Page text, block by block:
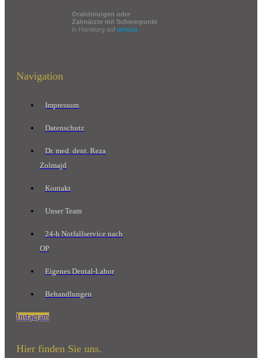
Oralchirurgen oder
Zahnärzte mit Schwerpunkt
in Hamburg auf jameda
Navigation
Impressum
Datenschutz
Dr. med. dent. Reza
Zolmajd
Kontakt
Unser Team
24-h Notfallservice nach
OP
Eigenes Dental-Labor
Behandlungen
Instagram
Hier finden Sie uns.